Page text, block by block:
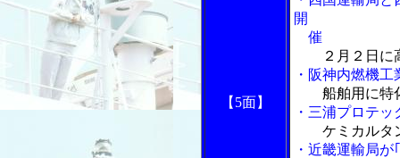
【5面】
開
催
２月２日
・阪神内燃機
船舶用に特
・三浦プロテ
ケミカルタ
・近畿運輸局